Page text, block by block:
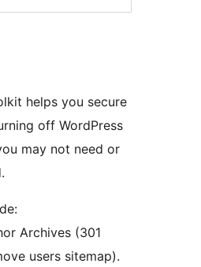
helps you secure
off WordPress
may not need or
Archives (301
users sitemap).